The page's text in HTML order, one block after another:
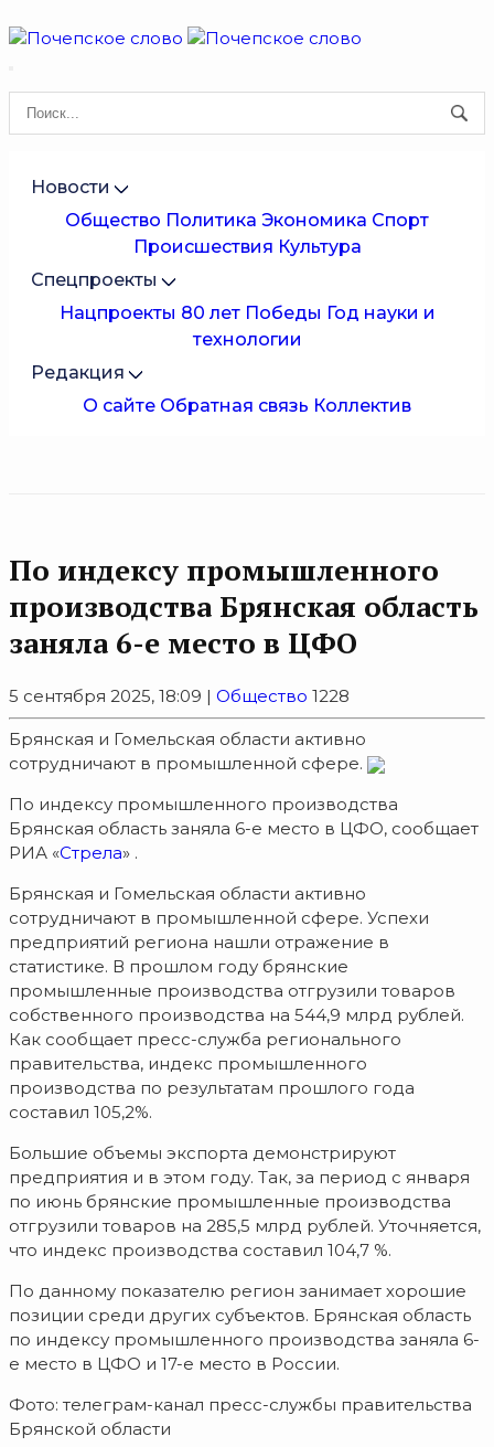
Новости
Общество Политика Экономика Спорт
Происшествия Культура
Спецпроекты
Нацпроекты 80 лет Победы Год науки и
технологии
Редакция
О сайте Обратная связь Коллектив
По индексу промышленного
производства Брянская область
заняла 6-е место в ЦФО
5 сентября 2025, 18:09 | Общество 1228
Брянская и Гомельская области активно
сотрудничают в промышленной сфере.
По индексу промышленного производства
Брянская область заняла 6-е место в ЦФО, сообщает
РИА «Стрела» .
Брянская и Гомельская области активно
сотрудничают в промышленной сфере. Успехи
предприятий региона нашли отражение в
статистике. В прошлом году брянские
промышленные производства отгрузили товаров
собственного производства на 544,9 млрд рублей.
Как сообщает пресс-служба регионального
правительства, индекс промышленного
производства по результатам прошлого года
составил 105,2%.
Большие объемы экспорта демонстрируют
предприятия и в этом году. Так, за период с января
по июнь брянские промышленные производства
отгрузили товаров на 285,5 млрд рублей. Уточняется,
что индекс производства составил 104,7 %.
По данному показателю регион занимает хорошие
позиции среди других субъектов. Брянская область
по индексу промышленного производства заняла 6-
е место в ЦФО и 17-е место в России.
Фото: телеграм-канал пресс-службы правительства
Брянской области